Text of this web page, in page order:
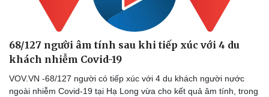
68/127 người âm tính sau khi tiếp xúc với 4 du
khách nhiễm Covid-19
VOV.VN -68/127 người có tiếp xúc với 4 du khách người nước
ngoài nhiễm Covid-19 tại Hạ Long vừa cho kết quả âm tính, trong